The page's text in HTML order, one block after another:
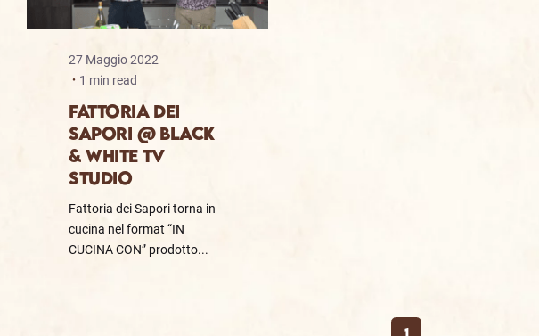
27 Maggio 2022
1 min read
FATTORIA DEI
SAPORI @ BLACK
& WHITE TV
STUDIO
Fattoria dei Sapori torna in
cucina nel format “IN
CUCINA CON” prodotto...
1